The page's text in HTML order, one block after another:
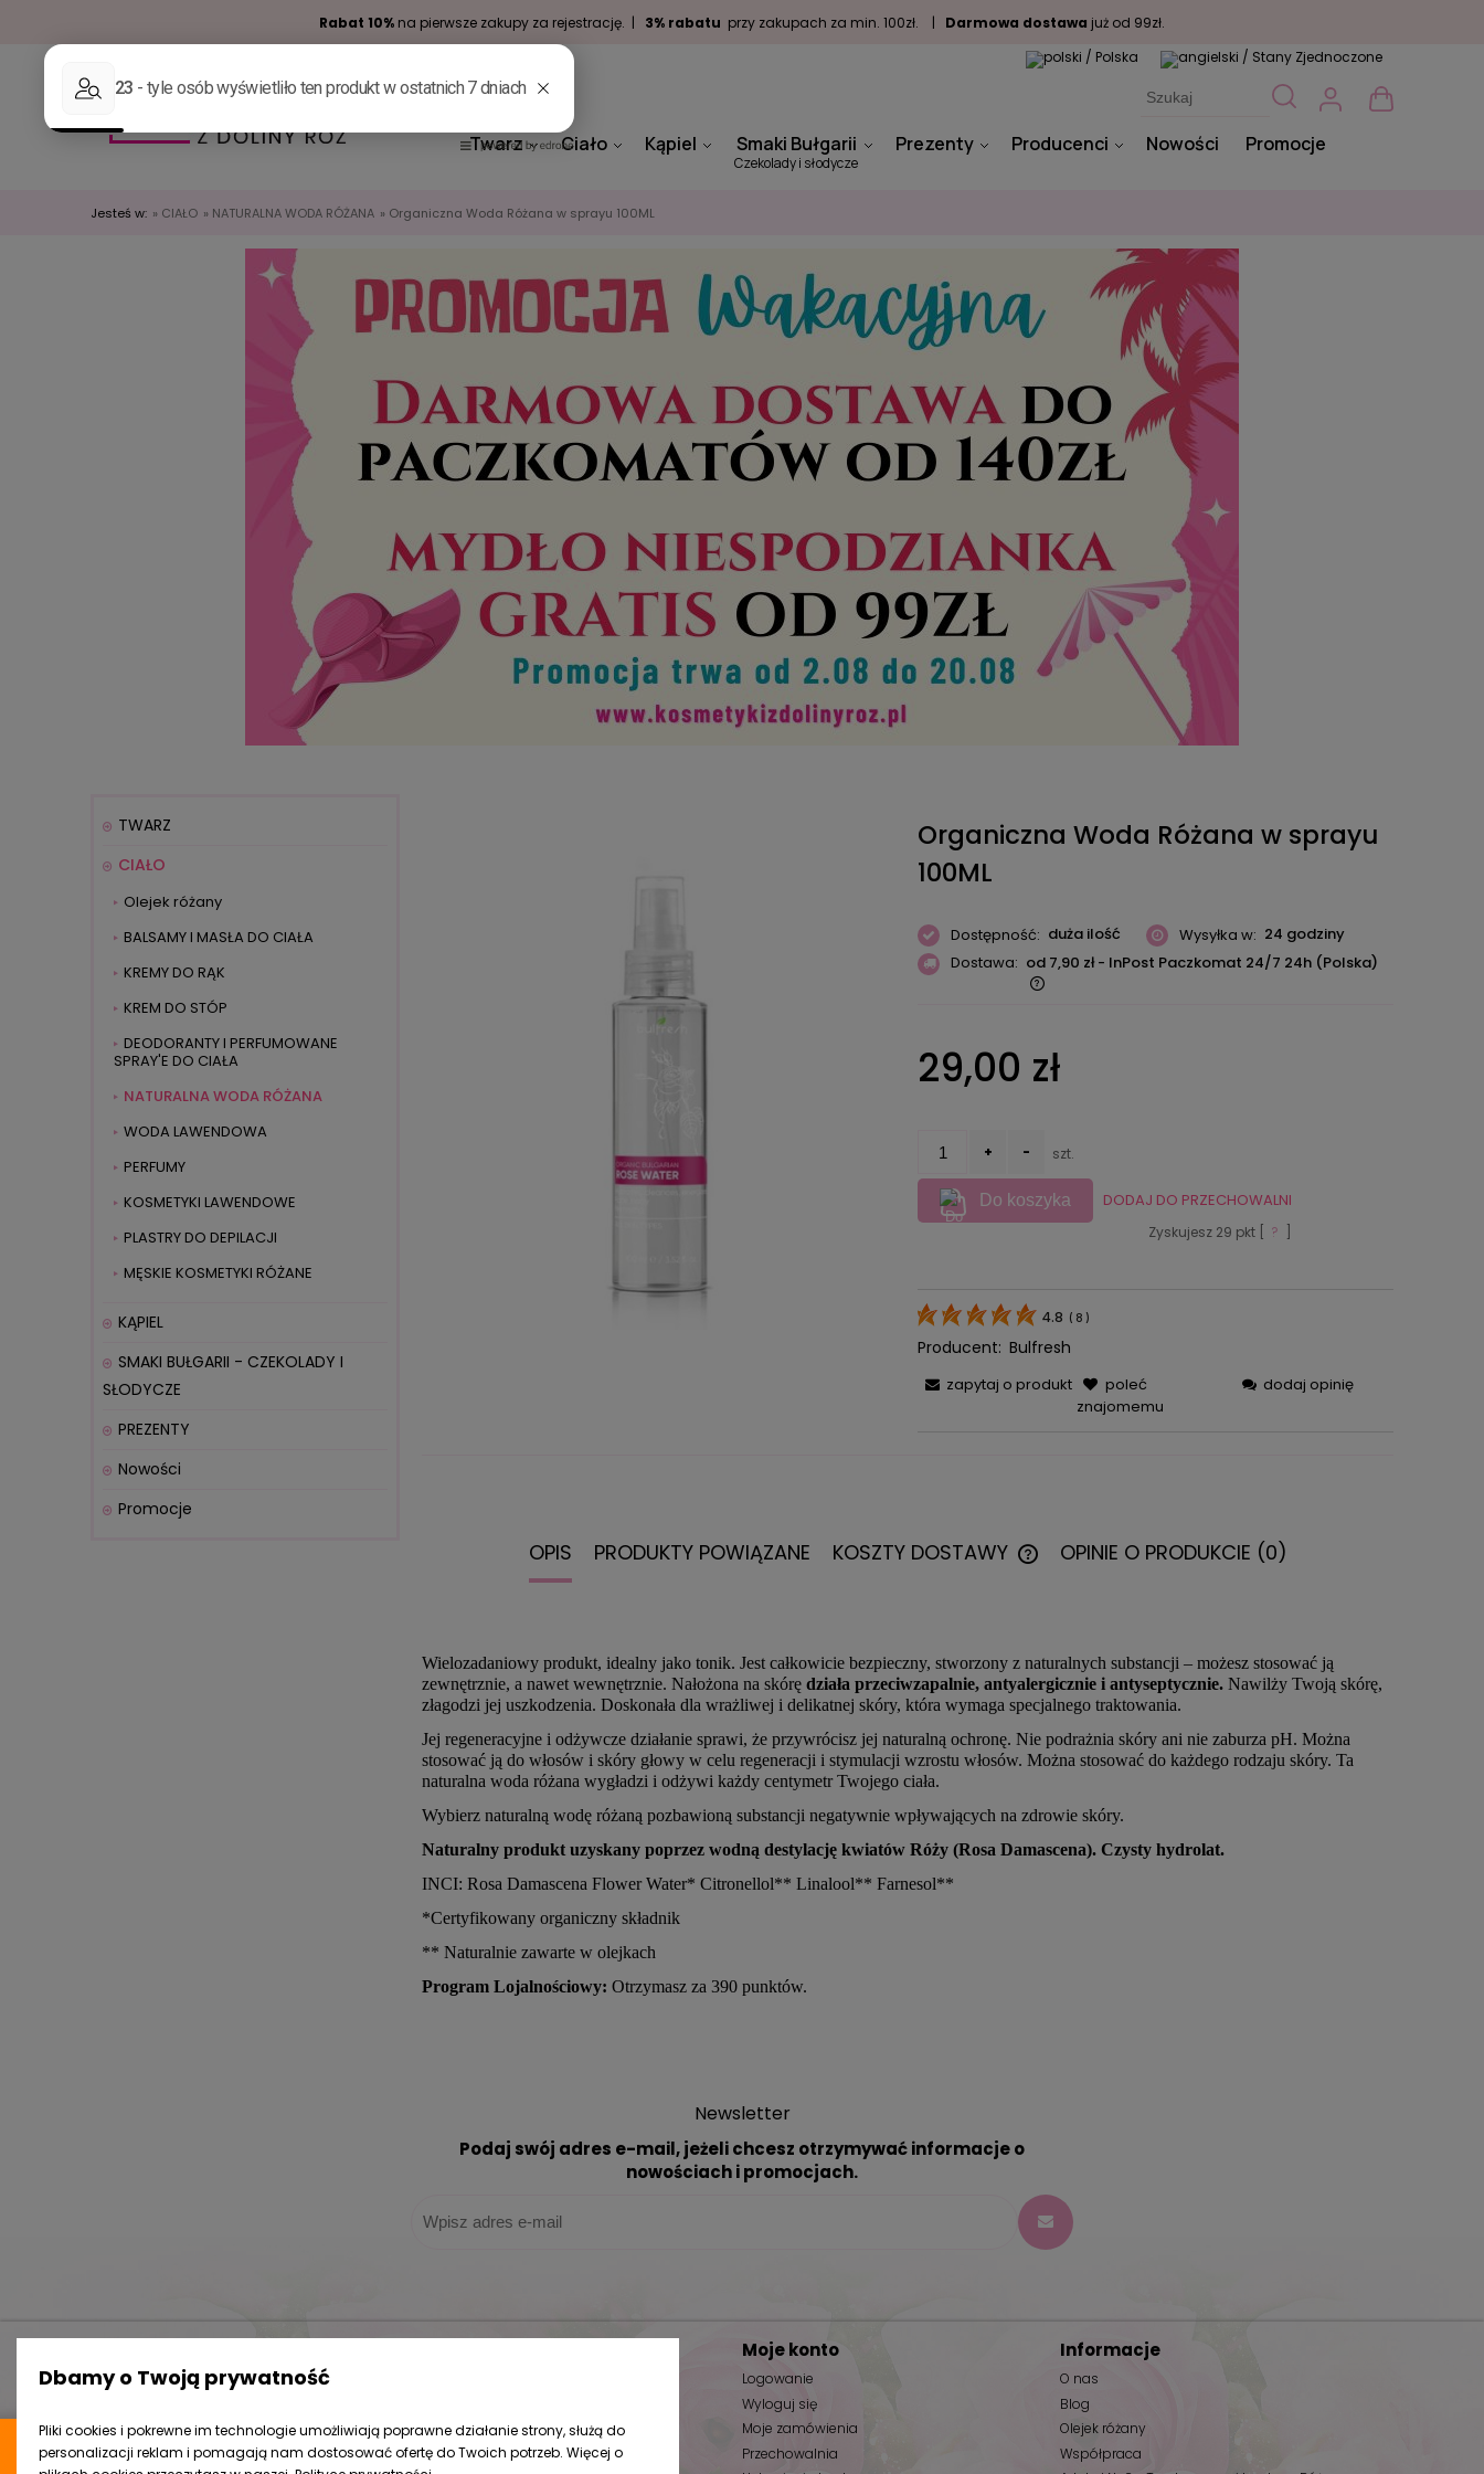
Rabat 10% na pierwsze zakupy za rejestrację. | 3% rabatu przy zakupach za min. 100zł. | Darmowa dostawa już od 99zł.
Twarz Ciało Kąpiel Smaki Bułgarii
Czekolady i słodycze
Prezenty Producenci Nowości Promocje
Jesteś w: » CIAŁO » NATURALNA WODA RÓŻANA » Organiczna Woda Różana w sprayu 100ML
TWARZ
CIAŁO
Olejek różany
BALSAMY I MASŁA DO CIAŁA
KREMY DO RĄK
KREM DO STÓP
DEODORANTY I PERFUMOWANE
SPRAY'E DO CIAŁA
NATURALNA WODA RÓŻANA
WODA LAWENDOWA
PERFUMY
KOSMETYKI LAWENDOWE
PLASTRY DO DEPILACJI
MĘSKIE KOSMETYKI RÓŻANE
KĄPIEL
SMAKI BUŁGARII - CZEKOLADY I
SŁODYCZE
PREZENTY
Nowości
Promocje
Organiczna Woda Różana w sprayu
100ML
Dostępność: duża ilość Wysyłka w: 24 godziny
Dostawa: od 7,90 zł - InPost Paczkomat 24/7 24h (Polska)
29,00 zł
+ - szt.
Do koszyka DODAJ DO PRZECHOWALNI
Zyskujesz 29 pkt [ ?
4.8 ( 8 )
Producent: Bulfresh
zapytaj o produkt
poleć
znajomemu
dodaj opinię
OPIS PRODUKTY POWIĄZANE KOSZTY DOSTAWY OPINIE O PRODUKCIE (0)
Wielozadaniowy produkt, idealny jako tonik. Jest całkowicie bezpieczny, stworzony z naturalnych substancji – możesz stosować ją
zewnętrznie, a nawet wewnętrznie. Nałożona na skórę działa przeciwzapalnie, antyalergicznie i antyseptycznie. Nawilży Twoją skórę,
złagodzi jej uszkodzenia. Doskonała dla wrażliwej i delikatnej skóry, która wymaga specjalnego traktowania.
Jej regeneracyjne i odżywcze działanie sprawi, że przywrócisz jej naturalną ochronę. Nie podrażnia skóry ani nie zaburza pH. Można
stosować ją do włosów i skóry głowy w celu regeneracji i stymulacji wzrostu włosów. Można stosować do każdego rodzaju skóry. Ta
naturalna woda różana wygładzi i odżywi każdy centymetr Twojego ciała.
Wybierz naturalną wodę różaną pozbawioną substancji negatywnie wpływających na zdrowie skóry.
Naturalny produkt uzyskany poprzez wodną destylację kwiatów Róży (Rosa Damascena). Czysty hydrolat.
INCI: Rosa Damascena Flower Water* Citronellol** Linalool** Farnesol**
*Certyfikowany organiczny składnik
** Naturalnie zawarte w olejkach
Program Lojalnościowy: Otrzymasz za 390 punktów.
Newsletter
Podaj swój adres e-mail, jeżeli chcesz otrzymywać informacje o
nowościach i promocjach.
Czas realizacji zamówienia
Program lojalnościowy
Koszt dostawy
Polityka prywatności
Regulamin zakupów
Moje konto
Logowanie
Wyloguj się
Moje zamówienia
Przechowalnia
Informacje
O nas
Blog
Olejek różany
Współpraca
Dbamy o Twoją prywatność
Pliki cookies i pokrewne im technologie umożliwiają poprawne działanie strony, służą do
personalizacji reklam i pomagają nam dostosować ofertę do Twoich potrzeb. Więcej o